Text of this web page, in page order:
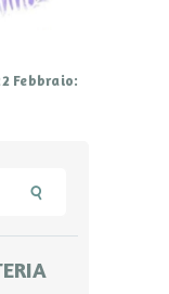
Febbraio: